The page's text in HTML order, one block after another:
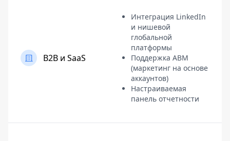
B2B и SaaS
Интеграция LinkedIn
и нишевой
глобальной
платформы
Поддержка ABM
(маркетинг на основе
аккаунтов)
Настраиваемая
панель отчетности